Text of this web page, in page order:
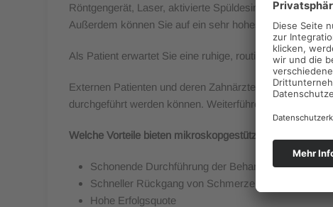
Röntgengerät, Laser, aktivierte Spüldesinfektion,
Außerdem können Sie auf ein sehr hohes Maß an
Als Patient erwartet Sie eine ruhige, routinierte und
Externen Patienten und deren Zahnärzten bieten wir
durchgeführt werden können. Weiterführende
Welche Vorteile bieten mikroskopgestützte
Schonende Durchführung der Behandlung
Schneller Rückgang von Schmerzen und
Hohe Erfolgsquote